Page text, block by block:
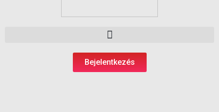
Bejelentkezés